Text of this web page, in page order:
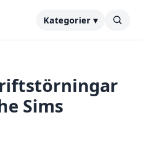
Kategorier ▾
Sims